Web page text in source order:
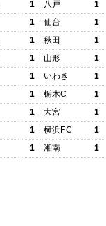
1
八戸
1
1
仙台
1
1
秋田
1
1
山形
1
1
いわき
1
1
栃木C
1
1
大宮
1
1
横浜FC
1
1
湘南 1